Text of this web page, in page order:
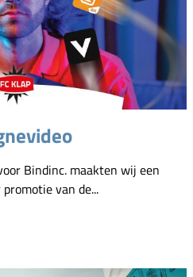
Bindinc. maakten wij een
van de...